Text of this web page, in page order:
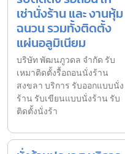
เช่านั่งร้าน และ งานหุ้ม
ฉนวน รวมทั้งติดตั้ง
แผ่นอลูมิเนียม
บริษัท พัฒนภูวดล จำกัด รับ
เหมาติดตั้งรื้อถอนนั่งร้าน
สงขลา บริการ รับออกแบบนั่ง
ร้าน รับเขียนแบบนั่งร้าน รับ
ติดตั้งนั่งร้า